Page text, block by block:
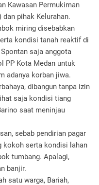
Kawasan Permukiman
dan pihak Kelurahan.
miring disebabkan
kondisi tanah reaktif di
saja anggota
PP Kota Medan untuk
adanya korban jiwa.
dibangun tanpa izin
saja kondisi tiang
saat meninjau
sebab pendirian pagar
kokoh serta kondisi lahan
tumbang. Apalagi,
banjir.
satu warga, Bariah,